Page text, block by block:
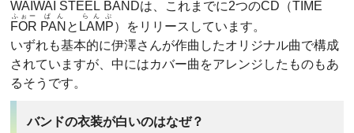
WAIWAI STEEL BANDは、これまでに2つのCD（TIME
FOR
ふぉー
PAN
ぱん
と LAMP
らんぷ
）をリリースしています。
いずれも基本的に伊澤さんが作曲したオリジナル曲で構成
されていますが、中にはカバー曲をアレンジしたものもあ
るそうです。
バンドの衣装が白いのはなぜ？